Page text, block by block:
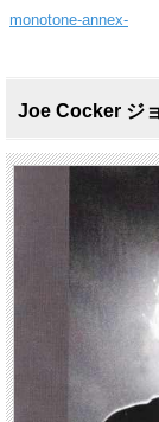
monotone-annex-
Joe Cocker ジ